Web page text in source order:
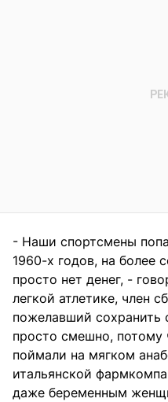
- Наши спортсмены
1960-х годов, на более
просто нет денег, -
легкой атлетике, член
пожелавший сохранить
просто смешно, потому
поймали на мягком
итальянской
даже беременным